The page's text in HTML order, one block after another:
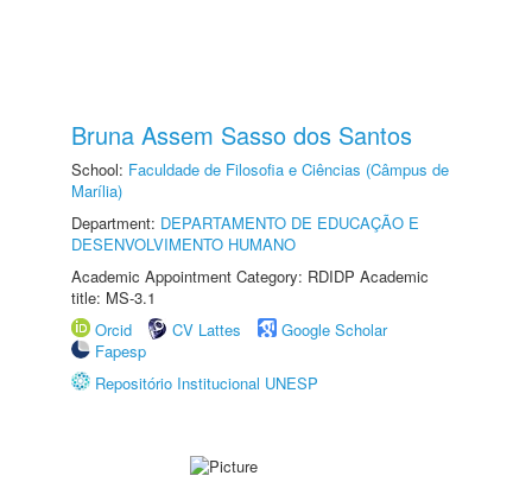
Bruna Assem Sasso dos Santos
School: Faculdade de Filosofia e Ciências (Câmpus de
Marília)
Department: DEPARTAMENTO DE EDUCAÇÃO E
DESENVOLVIMENTO HUMANO
Academic Appointment Category: RDIDP Academic
title: MS-3.1
Orcid
CV Lattes
Google Scholar
Fapesp
Repositório Institucional UNESP